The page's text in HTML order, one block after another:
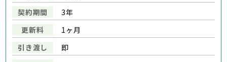
契約期間
3年
更新料
1ヶ月
引き渡し
即